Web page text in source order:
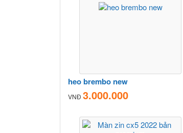
heo brembo new
VNĐ 3.000.000